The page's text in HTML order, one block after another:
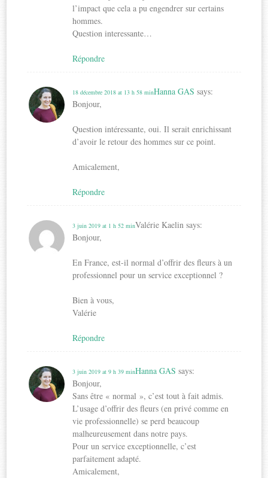
l’impact que cela a pu engendrer sur certains
hommes.
Question interessante…
Répondre
Hanna GAS says:
18 décembre 2018 at 13 h 58 min
Bonjour,
Question intéressante, oui. Il serait enrichissant
d’avoir le retour des hommes sur ce point.
Amicalement,
Répondre
Valérie Kaelin says:
3 juin 2019 at 1 h 52 min
Bonjour,
En France, est-il normal d’offrir des fleurs à un
professionnel pour un service exceptionnel ?
Bien à vous,
Valérie
Répondre
Hanna GAS says:
3 juin 2019 at 9 h 39 min
Bonjour,
Sans être « normal », c’est tout à fait admis.
L’usage d’offrir des fleurs (en privé comme en
vie professionnelle) se perd beaucoup
malheureusement dans notre pays.
Pour un service exceptionnelle, c’est
parfaitement adapté.
Amicalement,